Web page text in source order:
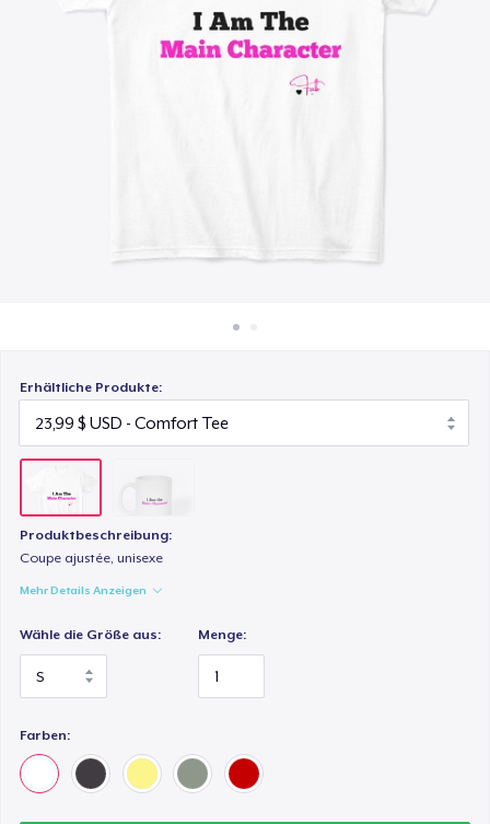
Überall verkaufen
Erhältliche Produkte:
Produktbeschreibung:
Coupe ajustée, unisexe
Mehr Details Anzeigen
Wähle die Größe aus: Menge:
Farben: